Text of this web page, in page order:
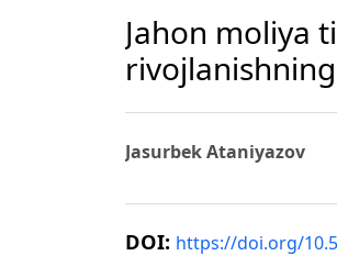
Jahon moliya
Jasurbek Ataniyazov
DOI: https://doi.org/